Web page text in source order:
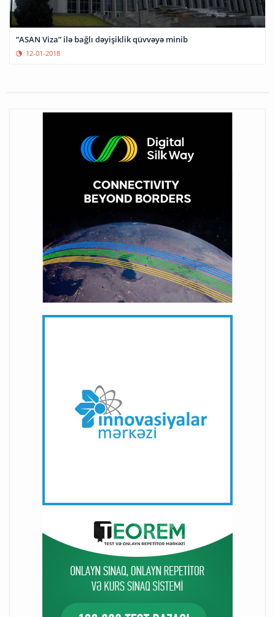
“ASAN Viza” ilə bağlı dəyişiklik qüvvəyə minib
12-01-2018